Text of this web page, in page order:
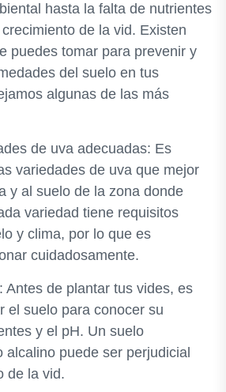
hasta la falta de nutrientes
de la vid. Existen
puedes tomar para prevenir y
del suelo en tus
algunas de las más
de uva adecuadas: Es
variedades de uva que mejor
y al suelo de la zona donde
variedad tiene requisitos
y clima, por lo que es
cuidadosamente.
Antes de plantar tus vides, es
el suelo para conocer su
y el pH. Un suelo
alcalino puede ser perjudicial
de la vid.